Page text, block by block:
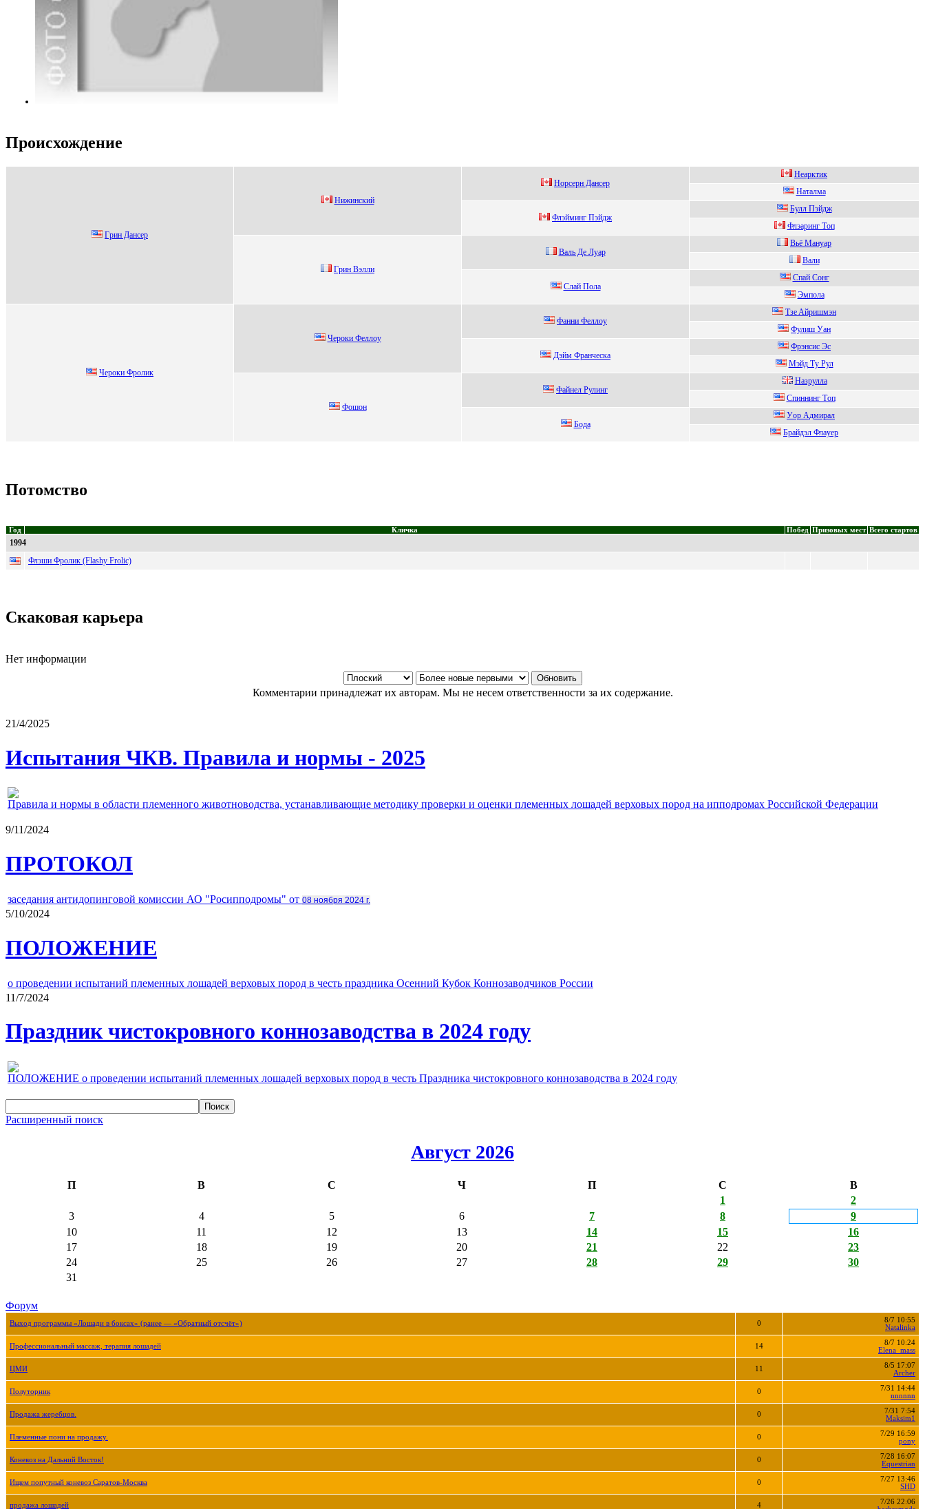
Происхождение
Гpин Дaнсеp
Hижинский
Hoрсерн Дaнсер
Неарктик
Нaтaлмa
Флэйминг Пэйдж
Булл Пэйдж
Флэаринг Tоп
Гpин Вэлли
Вaль Дe Луaр
Bьё Мануаp
Вали
Слай Пола
Cпай Cонг
Эмпoлa
Чeрoки Фрoлик
Чеpoки Феллoу
Фaнни Феллoу
Tзe Aйpишмэн
Фулиш Уaн
Дэйм Фрaнчeскa
Фрэнcиc Эc
Mэйд Tу Pул
Фошон
Файнeл Рулинг
Нaзpуллa
Cпиннинг Tоп
Бодa
Уop Адмиpал
Брaйдэл Флaуeр
Потомство
Год Кличка Побед Призовых мест Всего стартов
1994
Флэши Фролик (Flashy Frolic)
Скаковая карьера
Нет информации
Комментарии принадлежат их авторам. Мы не несем ответственности за их содержание.
21/4/2025
Испытания ЧКВ. Правила и нормы - 2025
Правила и нормы в области племенного животноводства, устанавливающие методику проверки и оценки племенных лошадей верховых пород на ипподромах Российской Федерации
9/11/2024
ПРОТОКОЛ
заседания антидопинговой комиссии АО "Росипподромы" от 08 ноября 2024 г.
5/10/2024
ПОЛОЖЕНИЕ
о проведении испытаний племенных лошадей верховых пород в честь праздника Осенний Кубок Коннозаводчиков России
11/7/2024
Праздник чистокровного коннозаводства в 2024 году
ПОЛОЖЕНИЕ о проведении испытаний племенных лошадей верховых пород в честь Праздника чистокровного коннозаводства в 2024 году
Расширенный поиск
Август 2026
П В С Ч П С
В
1
2
3
4 5 6 7 8
9
10
11 12 13 14 15
16
17
18 19 20 21 22
23
24
25 26 27 28 29
30
31
Форум
Выход программы «Лошади в боксах» (ранее — «Обратный отсчёт») 0
8/7 10:55
Natalinka
Профессиональный массаж, терапия лошадей 14
8/7 10:24
Elena_mass
ЦМИ 11
8/5 17:07
Archer
Полуторник 0
7/31 14:44
nnnnnn
Продажа жеребцов. 0
7/31 7:54
Maksim1
Племенные пони на продажу. 0
7/29 16:59
pony
Коневоз на Дальний Восток! 0
7/28 16:07
Equestrian
Ищем попутный коневоз Саратов-Москва 0
7/27 13:46
SHD
продажа лошадей 4
7/26 22:06